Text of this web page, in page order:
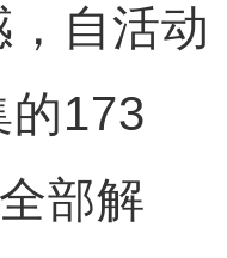
自活动
的173
部解